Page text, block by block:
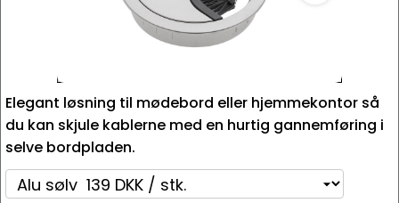
Elegant løsning til mødebord eller hjemmekontor så
du kan skjule kablerne med en hurtig gannemføring i
selve bordpladen.